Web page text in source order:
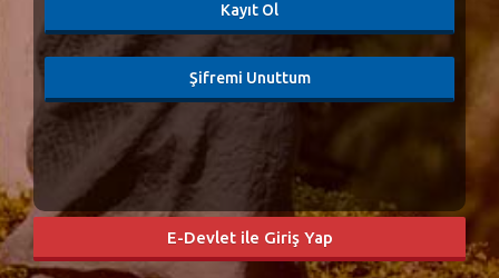
Kayıt Ol
Şifremi Unuttum